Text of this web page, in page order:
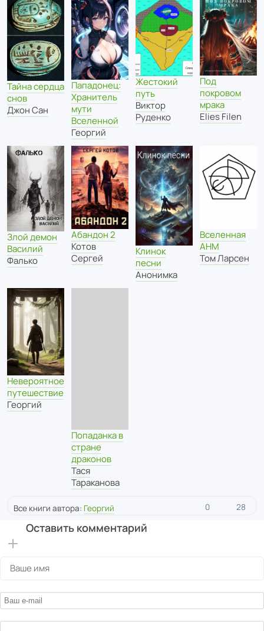
Тайна сердца
снов
Джон Сан
Пападонец:
Хранитель
мути
Вселенной
Георгий
Жестокий
путь
Виктор
Руденко
Под
покровом
мрака
Elies Filen
Злой демон
Василий
Фалько
Абандон 2
Котов
Сергей
Клинок
песни
Анонимка
Вселенная
АНМ
Том Ларсен
Невероятное
путешествие
Георгий
Попаданка в
стране
драконов
Тася
Тараканова
Все книги автора: Георгий 0 28
Оставить комментарий